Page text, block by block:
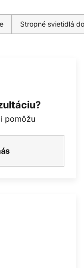
Stropné svietidlá
pomôžu